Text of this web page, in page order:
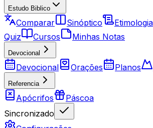
Estudo Biblico
Comparar Sinóptico Etimologia
Quiz
Cursos Minhas Notas
Devocional
Devocional Orações Planos
Referencia
Apócrifos
Páscoa
Sincronizado